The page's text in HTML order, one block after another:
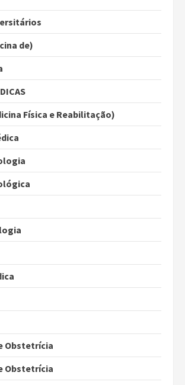
de)
Física e Reabilitação)
Obstetrícia
Obstetrícia